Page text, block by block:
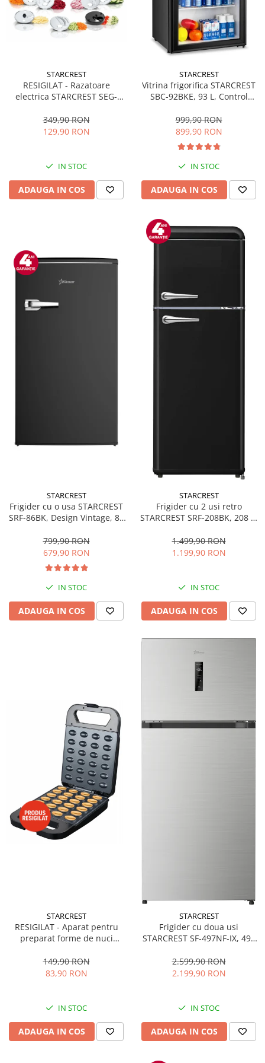
Prelungitoare
Sport & Activitati in aer liber
Accesorii aparate climatizare
Aeroterme
Aparate de spalat cu presiune
Calorifere electrice
Ingrijire personala
Obiecte sanitare
Accesorii
Alte obiecte sanitare
Resigilate
STARCREST
RESIGILAT - Razatoare
electrica STARCREST SEG-
taiere, Negru
349,90 RON
129,90 RON
IN STOC
ADAUGA IN COS
STARCREST
Vitrina frigorifica STARCREST
SBC-92BKE, 93 L, Control
83.2 cm, Negru
999,90 RON
899,90 RON
IN STOC
ADAUGA IN COS
STARCREST
Frigider cu o usa STARCREST
SRF-86BK, Design Vintage, 85
interioara, H 84 cm, Negru
799,90 RON
679,90 RON
IN STOC
ADAUGA IN COS
STARCREST
Frigider cu 2 usi retro
STARCREST SRF-208BK, 208 L,
Iluminare LED, Termostat
Reglabil, H 147 cm, Negru
1.499,90 RON
1.199,90 RON
IN STOC
ADAUGA IN COS
STARCREST
RESIGILAT - Aparat pentru
preparat forme de nuci
forme, 1400W, Indicator
luminos, Placi antiaderente,
149,90 RON
83,90 RON
IN STOC
ADAUGA IN COS
STARCREST
Frigider cu doua usi
STARCREST SF-497NF-IX, 497
Inverter, Clasa E, Display,
Functie super racire, Blocare
2.599,90 RON
2.199,90 RON
IN STOC
ADAUGA IN COS